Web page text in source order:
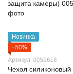
Новинка
−50%
Артикул: 0059618
Чехол силиконовый